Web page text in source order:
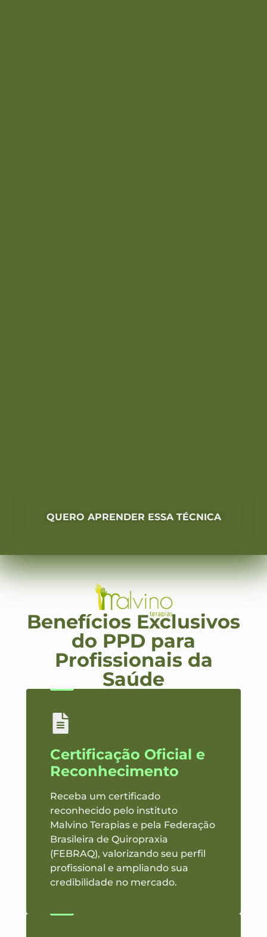
QUERO APRENDER ESSA TÉCNICA
Benefícios Exclusivos
do PPD para
Profissionais da
Saúde
Certificação Oficial e
Reconhecimento
Receba um certificado
reconhecido pelo instituto
Malvino Terapias e pela Federação
Brasileira de Quiropraxia
(FEBRAQ), valorizando seu perfil
profissional e ampliando sua
credibilidade no mercado.